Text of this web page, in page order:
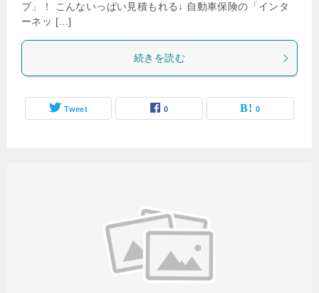
ブ」！ こんないっぱい見積もれる↓ 自動車保険の「インタ
ーネッ […]
続きを読む
Tweet 0 0